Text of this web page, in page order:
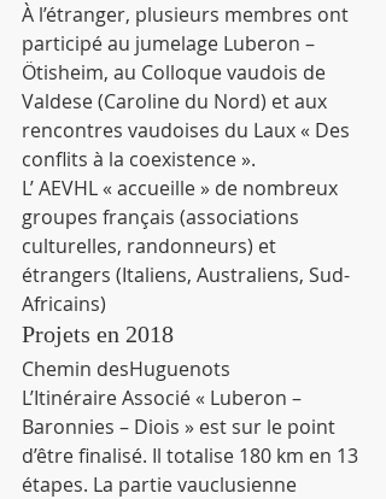
À l’étranger, plusieurs membres ont
participé au jumelage Luberon –
Ötisheim, au Colloque vaudois de
Valdese (Caroline du Nord) et aux
rencontres vaudoises du Laux « Des
conflits à la coexistence ».
L’ AEVHL « accueille » de nombreux
groupes français (associations
culturelles, randonneurs) et
étrangers (Italiens, Australiens, Sud-
Africains)
Projets en 2018
Chemin desHuguenots
L’Itinéraire Associé « Luberon –
Baronnies – Diois » est sur le point
d’être finalisé. Il totalise 180 km en 13
étapes. La partie vauclusienne